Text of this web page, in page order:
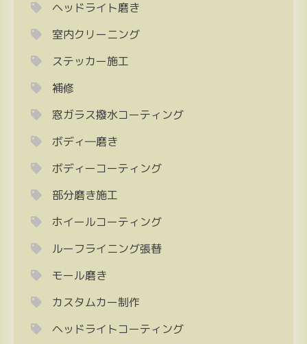
ヘッドライト磨き
室内クリーニング
ステッカー施工
補修
窓ガラス撥水コーティング
ボディ―磨き
ボディーコーティング
部分磨き施工
ホイールコーティング
ルーフライニング張替
モール磨き
カスタムカー制作
ヘッドライトコーティング